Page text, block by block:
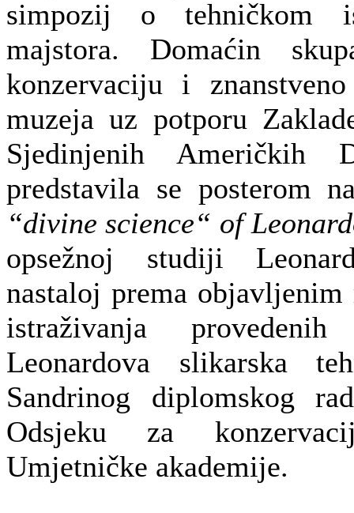
simpozij o tehničkom
majstora. Domaćin
konzervaciju i
muzeja uz potporu
Sjedinjenih Američkih
predstavila se posterom
“divine science“ of
opsežnoj studiji
nastaloj prema
istraživanja
Leonardova slikarska
Sandrinog diplomskog
Odsjeku za
Umjetničke akademije.